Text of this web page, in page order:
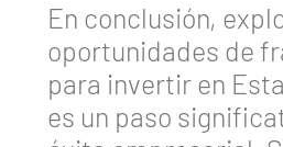
En conclusión,
oportunidades de
para invertir en
es un paso